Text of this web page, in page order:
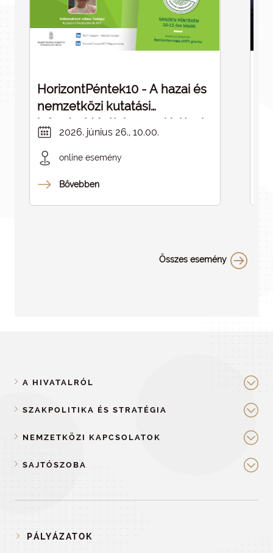
HorizontPéntek10 - A hazai és
nemzetközi kutatási
infrastruktúrák kapcsolódásai -
ELMARAD
2026. június 26., 10.00.
online esemény
Bővebben
Összes esemény
A HIVATALRÓL
SZAKPOLITIKA ÉS STRATÉGIA
NEMZETKÖZI KAPCSOLATOK
SAJTÓSZOBA
PÁLYÁZATOK